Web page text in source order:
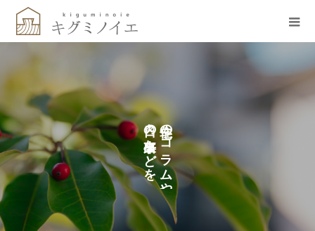
の
コ
ラ
ム
や
の
な
ど
を
し
て
い
ま
す